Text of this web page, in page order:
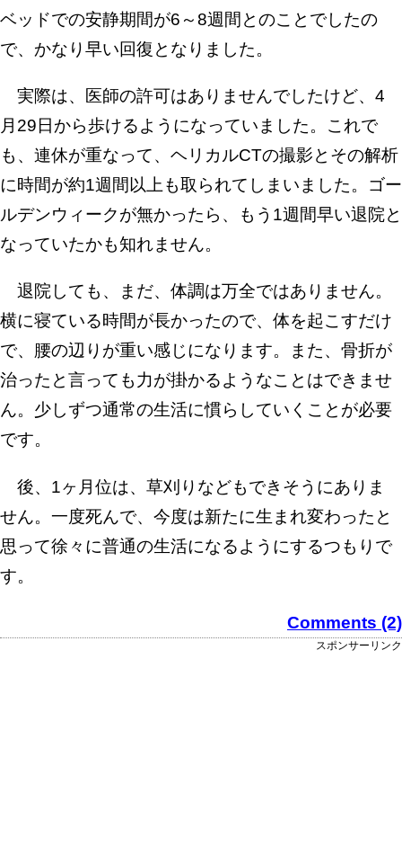
ベッドでの安静期間が6～8週間とのことでしたの
で、かなり早い回復となりました。
実際は、医師の許可はありませんでしたけど、4
月29日から歩けるようになっていました。これで
も、連休が重なって、ヘリカルCTの撮影とその解析
に時間が約1週間以上も取られてしまいました。ゴー
ルデンウィークが無かったら、もう1週間早い退院と
なっていたかも知れません。
退院しても、まだ、体調は万全ではありません。
横に寝ている時間が長かったので、体を起こすだけ
で、腰の辺りが重い感じになります。また、骨折が
治ったと言っても力が掛かるようなことはできませ
ん。少しずつ通常の生活に慣らしていくことが必要
です。
後、1ヶ月位は、草刈りなどもできそうにありま
せん。一度死んで、今度は新たに生まれ変わったと
思って徐々に普通の生活になるようにするつもりで
す。
Comments (2)
スポンサーリンク